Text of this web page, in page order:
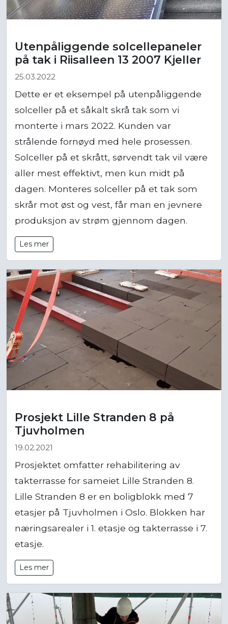
Utenpåliggende solcellepaneler
på tak i Riisalleen 13 2007 Kjeller
25.03.2022
Dette er et eksempel på utenpåliggende
solceller på et såkalt skrå tak som vi
monterte i mars 2022. Kunden var
strålende fornøyd med hele prosessen.
Solceller på et skrått, sørvendt tak vil være
aller mest effektivt, men kun midt på
dagen. Monteres solceller på et tak som
skrår mot øst og vest, får man en jevnere
produksjon av strøm gjennom dagen.
Les mer
Prosjekt Lille Stranden 8 på
Tjuvholmen
19.02.2021
Prosjektet omfatter rehabilitering av
takterrasse for sameiet Lille Stranden 8.
Lille Stranden 8 er en boligblokk med 7
etasjer på Tjuvholmen i Oslo. Blokken har
næringsarealer i 1. etasje og takterrasse i 7.
etasje.
Les mer